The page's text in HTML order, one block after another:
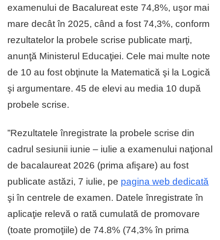
examenului de Bacalureat este 74,8%, uşor mai
mare decât în 2025, când a fost 74,3%, conform
rezultatelor la probele scrise publicate marţi,
anunţă Ministerul Educaţiei. Cele mai multe note
de 10 au fost obţinute la Matematică şi la Logică
şi argumentare. 45 de elevi au media 10 după
probele scrise.
”Rezultatele înregistrate la probele scrise din
cadrul sesiunii iunie – iulie a examenului naţional
de bacalaureat 2026 (prima afişare) au fost
publicate astăzi, 7 iulie, pe pagina web dedicată
şi în centrele de examen. Datele înregistrate în
aplicaţie relevă o rată cumulată de promovare
(toate promoţiile) de 74.8% (74,3% în prima